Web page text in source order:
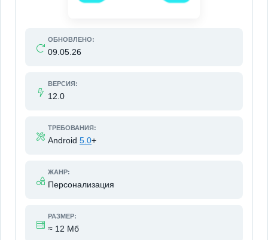
ОБНОВЛЕНО:
09.05.26
ВЕРСИЯ:
12.0
ТРЕБОВАНИЯ:
Android 5.0+
ЖАНР:
Персонализация
РАЗМЕР:
≈ 12 Мб